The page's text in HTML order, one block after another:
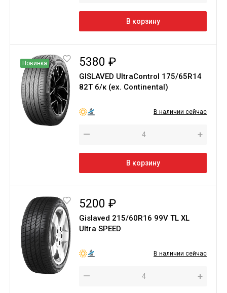
В корзину
Новинка 5380 ₽
GISLAVED UltraControl 175/65R14
82T б/к (ex. Continental)
В наличии сейчас
— +
В корзину
5200 ₽
Gislaved 215/60R16 99V TL XL
Ultra SPEED
В наличии сейчас
— +